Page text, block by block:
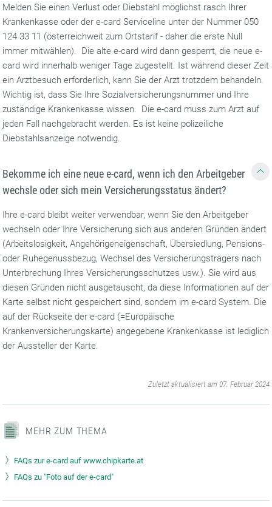
Melden Sie einen Verlust oder Diebstahl möglichst rasch Ihrer
Krankenkasse oder der e-card Serviceline unter der Nummer 050
124 33 11 (österreichweit zum Ortstarif - daher die erste Null
immer mitwählen). Die alte e-card wird dann gesperrt, die neue e-
card wird innerhalb weniger Tage zugestellt. Ist während dieser Zeit
ein Arztbesuch erforderlich, kann Sie der Arzt trotzdem behandeln.
Wichtig ist, dass Sie Ihre Sozialversicherungsnummer und Ihre
zuständige Krankenkasse wissen. Die e-card muss zum Arzt auf
jeden Fall nachgebracht werden. Es ist keine polizeiliche
Diebstahlsanzeige notwendig.
Bekomme ich eine neue e-card, wenn ich den Arbeitgeber
wechsle oder sich mein Versicherungsstatus ändert?
Ihre e-card bleibt weiter verwendbar, wenn Sie den Arbeitgeber
wechseln oder Ihre Versicherung sich aus anderen Gründen ändert
(Arbeitslosigkeit, Angehörigeneigenschaft, Übersiedlung, Pensions-
oder Ruhegenussbezug, Wechsel des Versicherungsträgers nach
Unterbrechung Ihres Versicherungsschutzes usw.). Sie wird aus
diesen Gründen nicht ausgetauscht, da diese Informationen auf der
Karte selbst nicht gespeichert sind, sondern im e-card System. Die
auf der Rückseite der e-card (=Europäische
Krankenversicherungskarte) angegebene Krankenkasse ist lediglich
der Aussteller der Karte.
Zuletzt aktualisiert am 07. Februar 2024
MEHR ZUM THEMA
FAQs zur e-card auf www.chipkarte.at
FAQs zu "Foto auf der e-card"